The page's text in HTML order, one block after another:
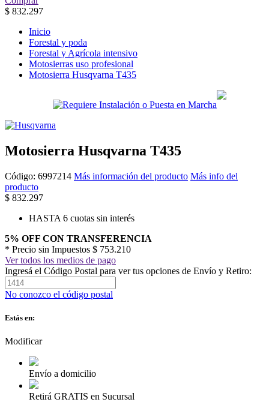
$ 832.297
Inicio
Forestal y poda
Forestal y Agrícola intensivo
Motosierras uso profesional
Motosierra Husqvarna T435
Motosierra Husqvarna T435
Código: 6997214 Más información del producto Más info del
producto
$ 832.297
HASTA 6 cuotas sin interés
5% OFF CON TRANSFERENCIA
* Precio sin Impuestos $ 753.210
Ver todos los medios de pago
Ingresá el Código Postal para ver tus opciones de Envío y Retiro:
No conozco el código postal
Estás en:
Modificar
Envío a domicilio
Retirá GRATIS en Sucursal